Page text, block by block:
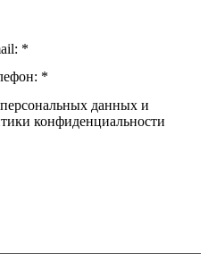
*
*
данных и
конфиденциальности